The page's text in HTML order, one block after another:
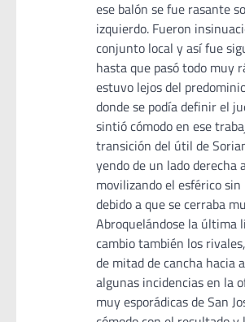
ese balón se fue rasante
izquierdo. Fueron
conjunto local y así fue
hasta que pasó todo muy
estuvo lejos del
donde se podía definir el
sintió cómodo en ese
transición del útil de
yendo de un lado derecha
movilizando el esférico
debido a que se cerraba
Abroquelándose la última
cambio también los
de mitad de cancha hacia
algunas incidencias en la
muy esporádicas de San